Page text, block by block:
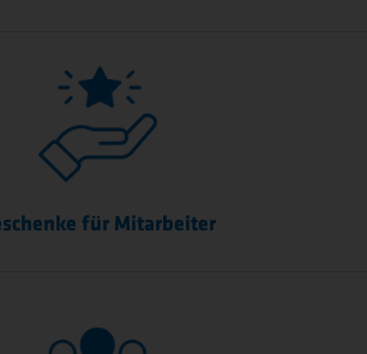
für Mitarbeiter